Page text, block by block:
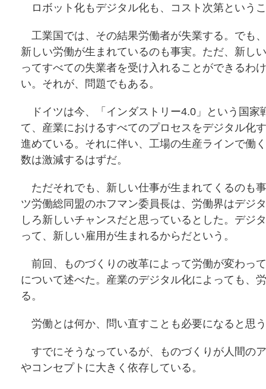
ロボット化もデジタル化も、コスト次第という
工業国では、その結果労働者が失業する。でも
新しい労働が生まれているのも事実。ただ、新し
ってすべての失業者を受け入れることができるわ
い。それが、問題でもある。
ドイツは今、「インダストリー4.0」という国家
て、産業におけるすべてのプロセスをデジタル化
進めている。それに伴い、工場の生産ラインで働
数は激減するはずだ。
ただそれでも、新しい仕事が生まれてくるのも
ツ労働総同盟のホフマン委員長は、労働界はデジ
しろ新しいチャンスだと思っているとした。デジ
って、新しい雇用が生まれるからだという。
前回、ものづくりの改革によって労働が変わっ
について述べた。産業のデジタル化によっても、
る。
労働とは何か、問い直すことも必要になると思
すでにそうなっているが、ものづくりが人間の
やコンセプトに大きく依存している。